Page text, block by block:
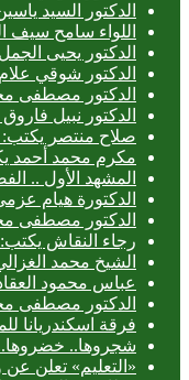
الدكتور السيد
اللواء سامح سيف
الدكتور يحيى
الدكتور شوقي
الدكتور مصطفى
الدكتور نبيل
صلاح منتصر
مكرم محمد أحمد يكتب: 40
المشهد الأول ..
الدكتورة هيام
الدكتور مصطفى
رجاء النقاش
الشيخ محمد
عباس محمود
الدكتور مصطفى
فرقة
شجروها.. خضروها..
«التعليم» تعلن